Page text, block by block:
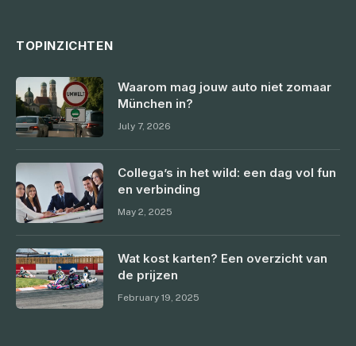
TOPINZICHTEN
Waarom mag jouw auto niet zomaar
München in?
July 7, 2026
Collega’s in het wild: een dag vol fun
en verbinding
May 2, 2025
Wat kost karten? Een overzicht van
de prijzen
February 19, 2025